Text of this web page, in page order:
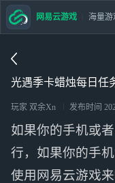
光遇季卡蜡烛每日任
玩家 双余Xn 发布时间
如果你的手机或
行，如果你的手
使用网易云游戏
网易云游戏 海量游